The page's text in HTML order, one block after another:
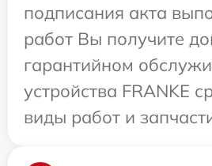
подписания акта
работ Вы получите
гарантийном
устройства FRANKE
виды работ и